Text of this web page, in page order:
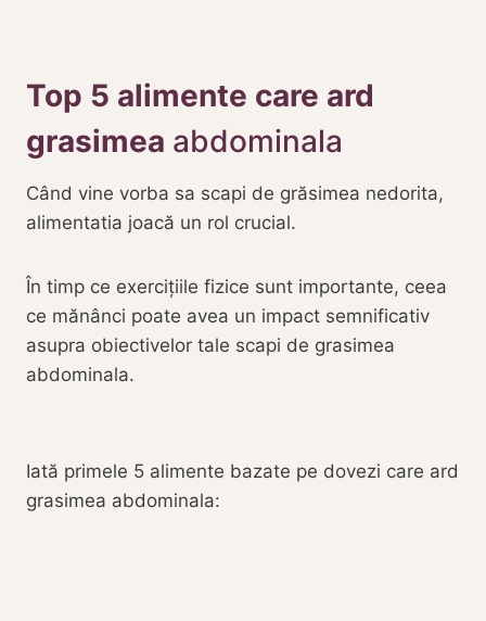
Top 5 alimente care ard
grasimea abdominala
Când vine vorba sa scapi de grăsimea nedorita,
alimentatia joacă un rol crucial.
În timp ce exercițiile fizice sunt importante, ceea
ce mănânci poate avea un impact semnificativ
asupra obiectivelor tale scapi de grasimea
abdominala.
Iată primele 5 alimente bazate pe dovezi care ard
grasimea abdominala: